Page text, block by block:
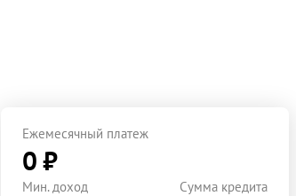
Ежемесячный платеж
0 ₽
Мин. доход Сумма кредита